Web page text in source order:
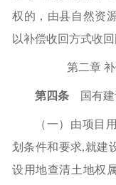
权的，由县自然资
以补偿收回方式收
第二章
第四条 国有
（一） 由项目
划条件和要求,就建
设用地查清土地权